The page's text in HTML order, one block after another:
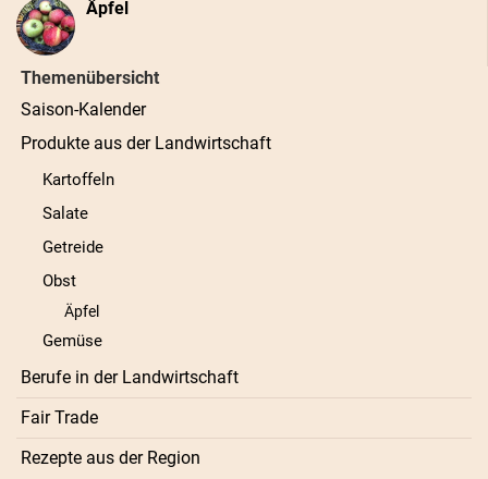
Äpfel
Themenübersicht
Saison-Kalender
Produkte aus der Landwirtschaft
Kartoffeln
Salate
Getreide
Obst
Äpfel
Gemüse
Berufe in der Landwirtschaft
Fair Trade
Rezepte aus der Region